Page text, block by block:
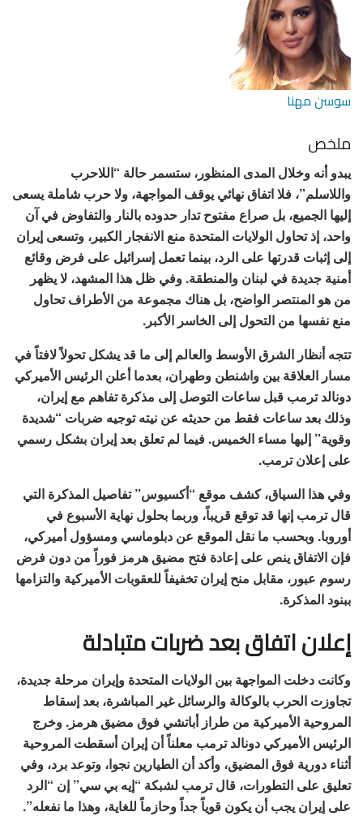
سوسن مهنا
ملخص
يبدو أنه وخلال المدى المنظور، ستسمر حالة “اللاحرب
واللاسلم”، فلا اتفاق نهائي يوقف المواجهة، ولا حرب شاملة يسعى
إليها الجميع، بل صراع مفتوح تدار حدوده بالنار والتفاوض في آن
واحد، إذ تحاول الولايات المتحدة منع الانفجار الكبير، وتسعى إيران
إلى إثبات قدرتها على الرد، بينما تعمل إسرائيل على فرض وقائع
أمنية جديدة في لبنان والمنطقة. وفي ظل هذا المشهد، لا يظهر
من هو المنتصر الواضح، بل هناك مجموعة من الأطراف تحاول
منع نفسها من التحول إلى الخاسر الأكبر.
تتجه أنظار الشرق الأوسط والعالم إلى ما قد يشكل تحولاً لافتاً في
مسار العلاقة بين واشنطن وطهران، بعدما أعلن الرئيس الأميركي
دونالد ترمب قبل ساعات التوصل إلى مذكرة تفاهم مع إيران،
وذلك بعد ساعات فقط من حديثه عن نيته توجيه ضربات “شديدة
وقوية” إليها مساء الخميس. فيما لم تعلق بعد إيران بشكل رسمي
على إعلان ترمب.
وفي هذا السياق، كشف موقع “أكسيوس” تفاصيل المذكرة التي
قال ترمب إنها قد توقع قريباً، وربما بحلول نهاية الأسبوع في
أوروبا. وبحسب ما نقل الموقع عن دبلوماسي ومسؤول أميركي،
فإن الاتفاق ينص على إعادة فتح مضيق هرمز فوراً من دون فرض
رسوم عبور، مقابل منح إيران تخفيفاً للعقوبات الأميركية والتزامها
ببنود المذكرة.
إعلان اتفاق بعد ضربات متبادلة
وكانت دخلت المواجهة بين الولايات المتحدة وإيران مرحلة جديدة،
تجاوزت الحرب بالوكالة والرسائل غير المباشرة، بعد إسقاط
المروحية الأميركية من طراز أباتشي فوق مضيق هرمز. وخرج
الرئيس الأميركي دونالد ترمب معلناً أن إيران أسقطت المروحية
أثناء دورية فوق المضيق، وأكد أن الطيارين نجوا، وتوعد برد، وفي
تعليق على التطورات، قال ترمب لشبكة “إيه بي سي” إن “الرد
على إيران يجب أن يكون قوياً جداً وحازماً للغاية، وهذا ما نفعله”.